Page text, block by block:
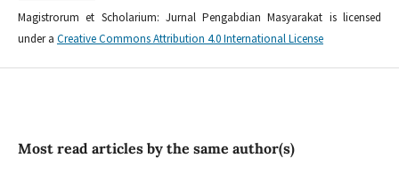
Magistrorum et Scholarium: Jurnal Pengabdian Masyarakat is licensed
under a Creative Commons Attribution 4.0 International License
Most read articles by the same author(s)